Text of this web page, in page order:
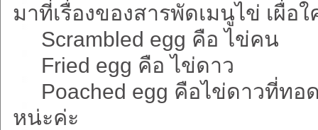
มาที่เรื่องของสารพัดเมนูไข่ เผื่อ
Scrambled egg คือ ไข่คน
Fried egg คือ ไข่ดาว
Poached egg คือไข่ดาวที่ทอ
หน่ะค่ะ